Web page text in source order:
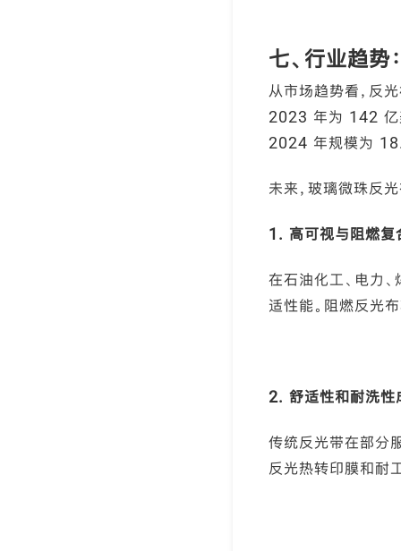
七、行业趋
从市场趋势看，反
2023 年为 142 亿
2024 年规模为
未来，玻璃微珠反
1. 高可视与阻燃复
在石油化工、电力
适性能。阻燃反光
2. 舒适性和耐洗性
传统反光带在部分
反光热转印膜和耐